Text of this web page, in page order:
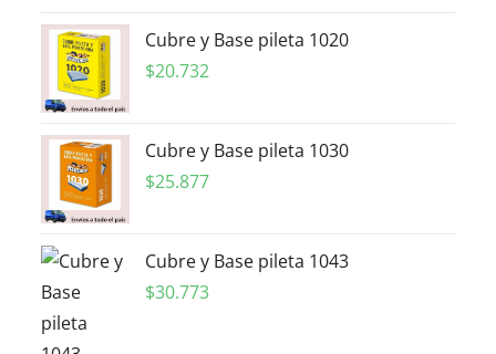
Cubre y Base pileta 1020
$20.732
Cubre y Base pileta 1030
$25.877
Cubre y Base pileta 1043
$30.773